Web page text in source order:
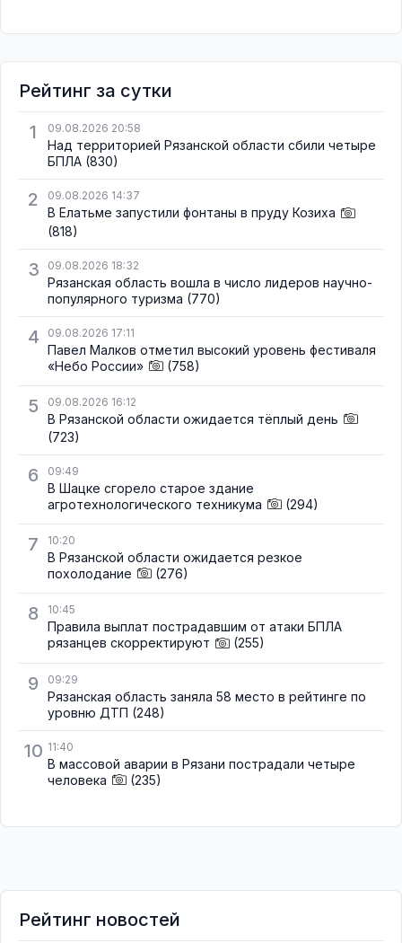
Рейтинг за сутки
1
09.08.2026 20:58
Над территорией Рязанской области сбили четыре
БПЛА (830)
2 09.08.2026 14:37
В Елатьме запустили фонтаны в пруду Козиха
(818)
3 09.08.2026 18:32
Рязанская область вошла в число лидеров научно-
популярного туризма (770)
4 09.08.2026 17:11
Павел Малков отметил высокий уровень фестиваля
«Небо России»
(758)
5 09.08.2026 16:12
В Рязанской области ожидается тёплый день
(723)
6 09:49
В Шацке сгорело старое здание
агротехнологического техникума
(294)
7 10:20
В Рязанской области ожидается резкое
похолодание
(276)
8 10:45
Правила выплат пострадавшим от атаки БПЛА
рязанцев скорректируют
(255)
9 09:29
Рязанская область заняла 58 место в рейтинге по
уровню ДТП (248)
10 11:40
В массовой аварии в Рязани пострадали четыре
человека
(235)
Рейтинг новостей